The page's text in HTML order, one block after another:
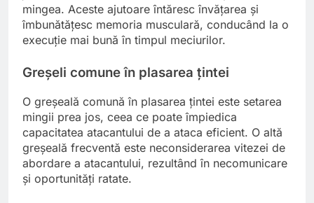
mingea. Aceste ajutoare întăresc învățarea și
îmbunătățesc memoria musculară, conducând la o
execuție mai bună în timpul meciurilor.
Greșeli comune în plasarea țintei
O greșeală comună în plasarea țintei este setarea
mingii prea jos, ceea ce poate împiedica
capacitatea atacantului de a ataca eficient. O altă
greșeală frecventă este neconsiderarea vitezei de
abordare a atacantului, rezultând în necomunicare
și oportunități ratate.